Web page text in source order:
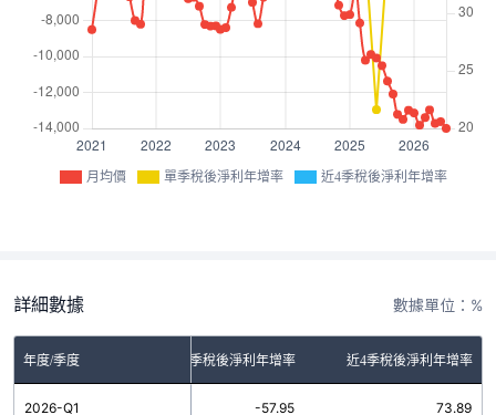
月均價 單季稅後淨利年增率 近4季稅後淨利年增率
詳細數據 數據單位：%
年度/季度 單季稅後淨利年增率 近4季稅後淨利年增率
2026-Q1 -57.95 73.89